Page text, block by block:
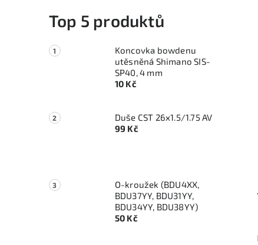
Top 5 produktů
Koncovka bowdenu
utěsněná Shimano SIS-
SP40, 4 mm
10 Kč
Duše CST 26x1.5/1.75 AV
99 Kč
O-kroužek (BDU4XX,
BDU37YY, BDU31YY,
BDU34YY, BDU38YY)
50 Kč